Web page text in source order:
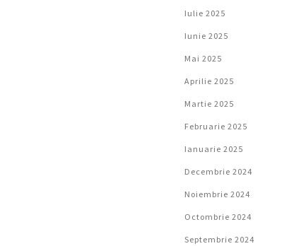
Iulie 2025
Iunie 2025
Mai 2025
Aprilie 2025
Martie 2025
Februarie 2025
Ianuarie 2025
Decembrie 2024
Noiembrie 2024
Octombrie 2024
Septembrie 2024